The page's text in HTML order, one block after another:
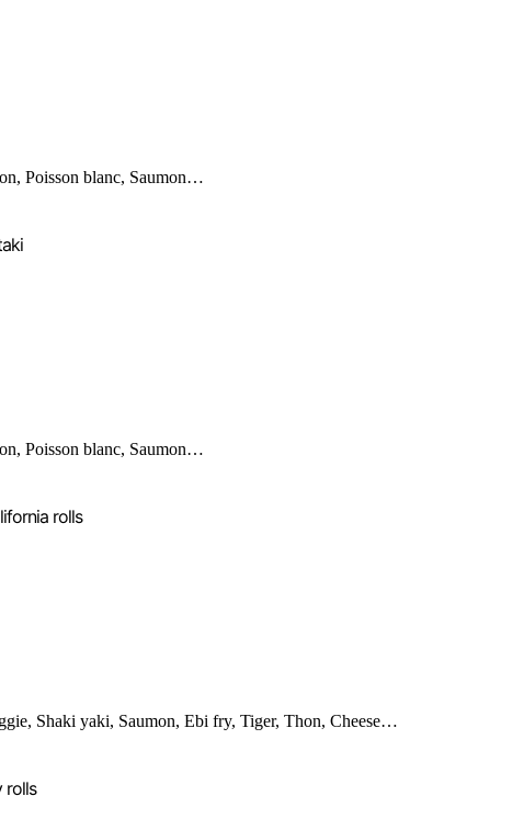
Poisson blanc, Saumon…
Poisson blanc, Saumon…
rolls
Shaki yaki, Saumon, Ebi fry, Tiger, Thon, Cheese…
rolls